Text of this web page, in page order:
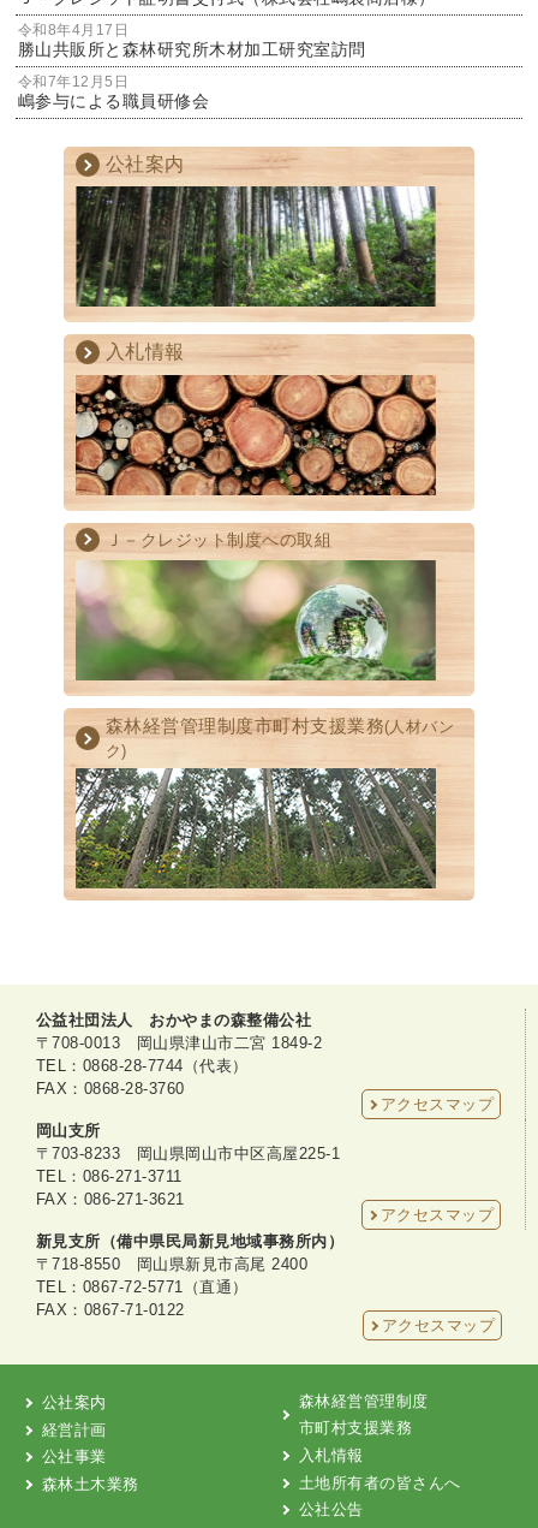
令和8年4月17日
勝山共販所と森林研究所木材加工研究室訪問
令和7年12月5日
嶋参与による職員研修会
公社案内
入札情報
Ｊ－クレジット制度への取組
森林経営管理制度市町村支援業務(人材バン
ク)
公益社団法人 おかやまの森整備公社
〒708-0013 岡山県津山市二宮 1849-2
TEL：0868-28-7744（代表）
FAX：0868-28-3760
アクセスマップ
岡山支所
〒703-8233 岡山県岡山市中区高屋225-1
TEL：086-271-3711
FAX：086-271-3621
アクセスマップ
新見支所（備中県民局新見地域事務所内）
〒718-8550 岡山県新見市高尾 2400
TEL：0867-72-5771（直通）
FAX：0867-71-0122
アクセスマップ
公社案内
経営計画
公社事業
森林土木業務
森林経営管理制度
市町村支援業務
入札情報
土地所有者の皆さんへ
公社公告